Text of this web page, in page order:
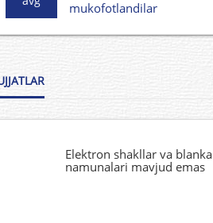
mukofotlandilar
Elektron shakllar va blanka
namunalari mavjud emas